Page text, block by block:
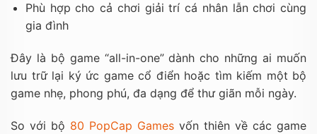
Phù hợp cho cả chơi giải trí cá nhân lẫn chơi cùng
gia đình
Đây là bộ game “all-in-one” dành cho những ai muốn
lưu trữ lại ký ức game cổ điển hoặc tìm kiếm một bộ
game nhẹ, phong phú, đa dạng để thư giãn mỗi ngày.
So với bộ 80 PopCap Games vốn thiên về các game